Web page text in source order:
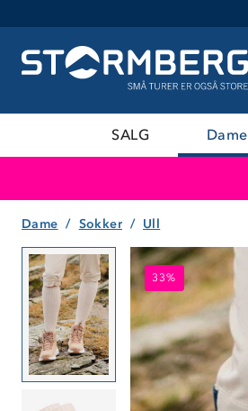
SALG Dame
Dame Sokker Ull
33%
33%